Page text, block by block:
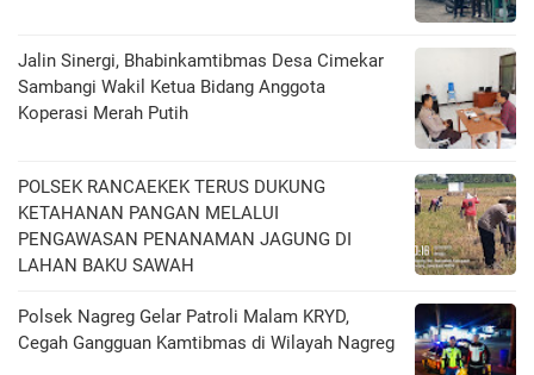
Jalin Sinergi, Bhabinkamtibmas Desa Cimekar
Sambangi Wakil Ketua Bidang Anggota
Koperasi Merah Putih
POLSEK RANCAEKEK TERUS DUKUNG
KETAHANAN PANGAN MELALUI
PENGAWASAN PENANAMAN JAGUNG DI
LAHAN BAKU SAWAH
Polsek Nagreg Gelar Patroli Malam KRYD,
Cegah Gangguan Kamtibmas di Wilayah Nagreg